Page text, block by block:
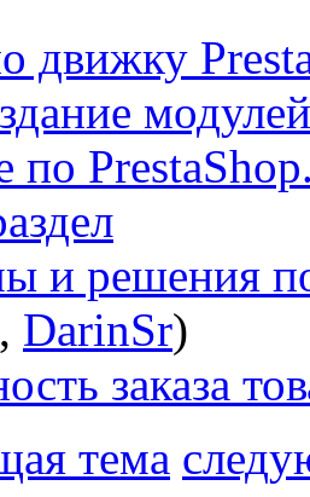
движку
по
и решения
, DarinSr)
заказа
тема